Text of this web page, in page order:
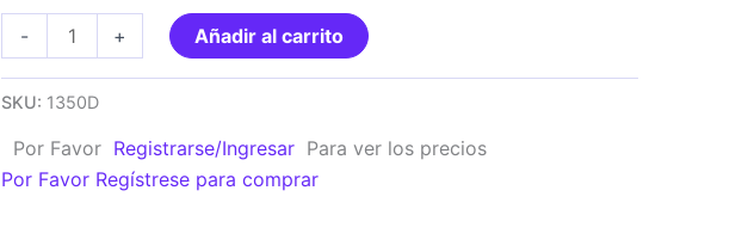
-
cantidad
+ Añadir al carrito
SKU: 1350D
Por Favor Registrarse/Ingresar Para ver los precios
Por Favor Regístrese para comprar